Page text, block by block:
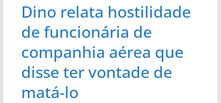
Dino relata hostilidade
de funcionária de
companhia aérea que
disse ter vontade de
matá-lo